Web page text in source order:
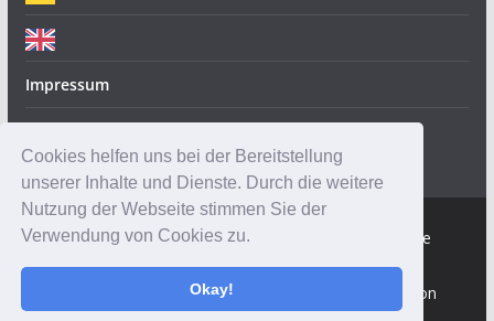
Cookies helfen uns bei der Bereitstellung
unserer Inhalte und Dienste. Durch die weitere
Nutzung der Webseite stimmen Sie der
Verwendung von Cookies zu.
Okay!
Impressum
Copyright © 2026Robotik-Insider.de
. Alle Rechte
vorbehalten.
ColorMagvon ThemeGrill. Präsentiert von